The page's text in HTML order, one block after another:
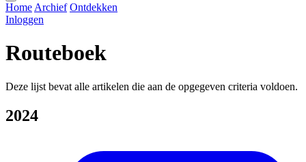
Home Archief Ontdekken
Inloggen
Routeboek
Deze lijst bevat alle artikelen die aan de opgegeven criteria voldoen.
2024